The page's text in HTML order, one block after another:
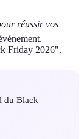
réussir vos
Friday 2026".
du Black